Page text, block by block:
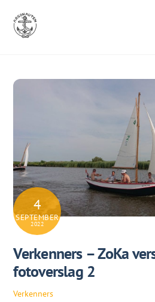
content
4
SEPTEMBER
2022
Verkenners – ZoKa
fotoverslag 2
Verkenners